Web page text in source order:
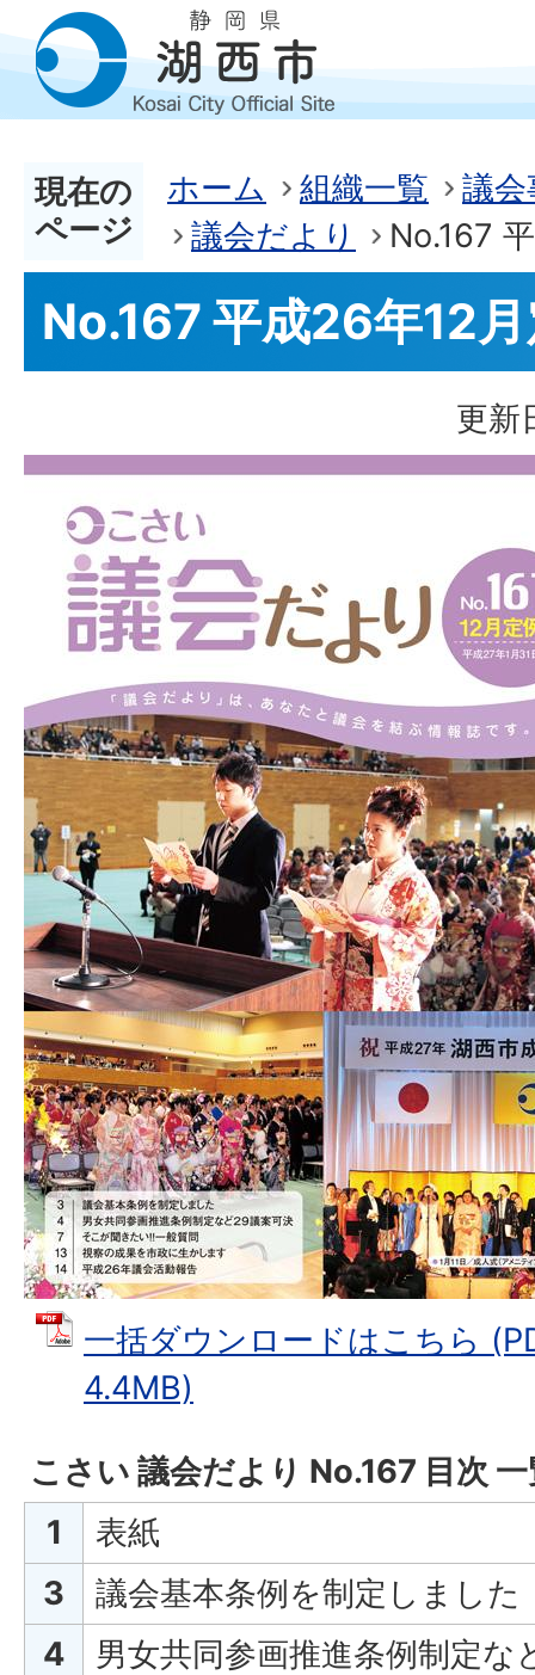
現在の
ページ
ホーム 組織一覧
議会
議会だより
No.167
No.167 平成26年12
更新
一括ダウンロードはこちら
4.4MB)
こさい 議会だより No.167 目次
1
表紙
3
議会基本条例を制定しました
4
男女共同参画推進条例制定な